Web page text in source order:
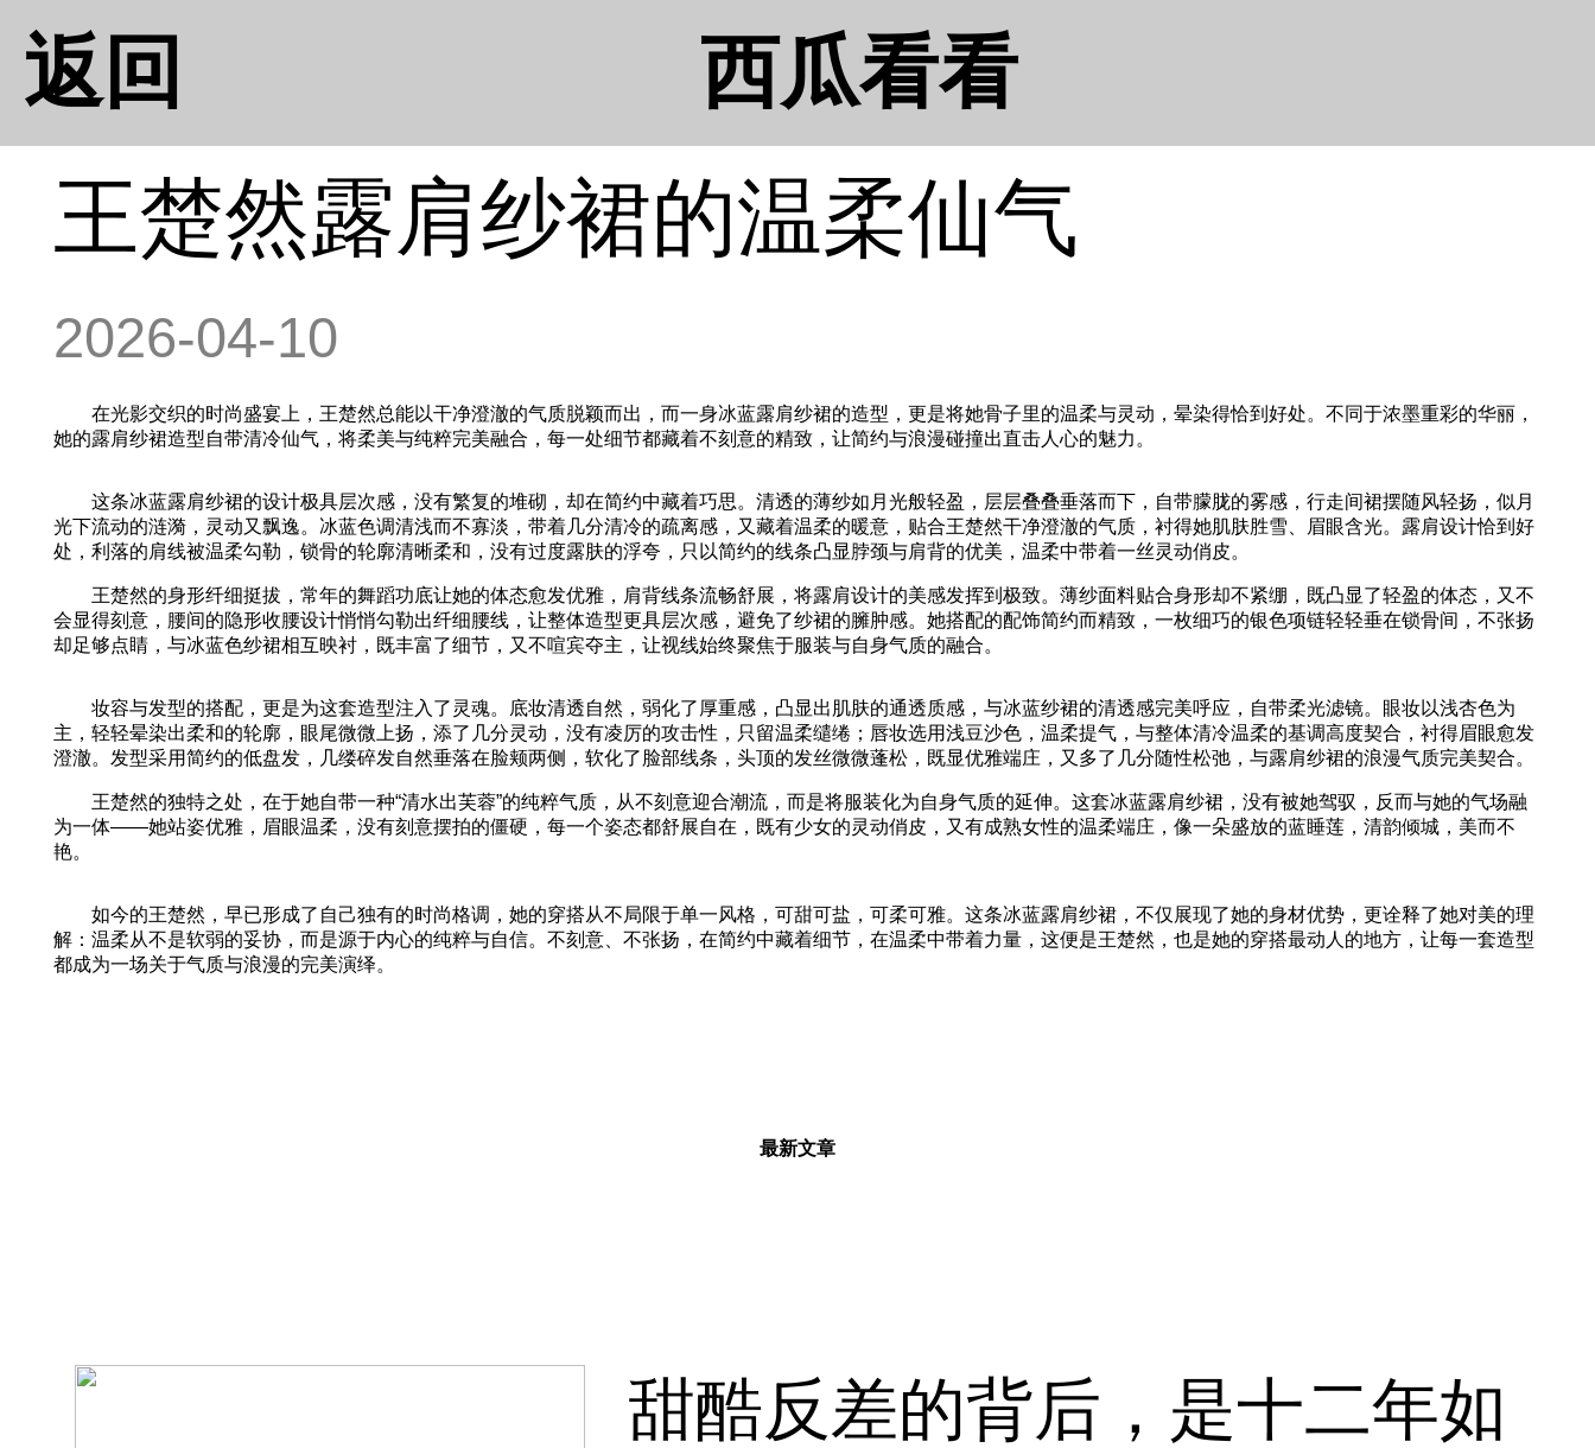
返回 西瓜看看
王楚然露肩纱裙的温柔仙气
2026-04-10
在光影交织的时尚盛宴上，王楚然总能以干净澄澈的气质脱颖而出，而一身冰蓝露肩纱裙的造型，更是将她骨子里的温柔与灵动，晕染得恰到好处。不同于浓墨重彩的华丽，
她的露肩纱裙造型自带清冷仙气，将柔美与纯粹完美融合，每一处细节都藏着不刻意的精致，让简约与浪漫碰撞出直击人心的魅力。
这条冰蓝露肩纱裙的设计极具层次感，没有繁复的堆砌，却在简约中藏着巧思。清透的薄纱如月光般轻盈，层层叠叠垂落而下，自带朦胧的雾感，行走间裙摆随风轻扬，似月
光下流动的涟漪，灵动又飘逸。冰蓝色调清浅而不寡淡，带着几分清冷的疏离感，又藏着温柔的暖意，贴合王楚然干净澄澈的气质，衬得她肌肤胜雪、眉眼含光。露肩设计恰到好
处，利落的肩线被温柔勾勒，锁骨的轮廓清晰柔和，没有过度露肤的浮夸，只以简约的线条凸显脖颈与肩背的优美，温柔中带着一丝灵动俏皮。
王楚然的身形纤细挺拔，常年的舞蹈功底让她的体态愈发优雅，肩背线条流畅舒展，将露肩设计的美感发挥到极致。薄纱面料贴合身形却不紧绷，既凸显了轻盈的体态，又不
会显得刻意，腰间的隐形收腰设计悄悄勾勒出纤细腰线，让整体造型更具层次感，避免了纱裙的臃肿感。她搭配的配饰简约而精致，一枚细巧的银色项链轻轻垂在锁骨间，不张扬
却足够点睛，与冰蓝色纱裙相互映衬，既丰富了细节，又不喧宾夺主，让视线始终聚焦于服装与自身气质的融合。
妆容与发型的搭配，更是为这套造型注入了灵魂。底妆清透自然，弱化了厚重感，凸显出肌肤的通透质感，与冰蓝纱裙的清透感完美呼应，自带柔光滤镜。眼妆以浅杏色为
主，轻轻晕染出柔和的轮廓，眼尾微微上扬，添了几分灵动，没有凌厉的攻击性，只留温柔缱绻；唇妆选用浅豆沙色，温柔提气，与整体清冷温柔的基调高度契合，衬得眉眼愈发
澄澈。发型采用简约的低盘发，几缕碎发自然垂落在脸颊两侧，软化了脸部线条，头顶的发丝微微蓬松，既显优雅端庄，又多了几分随性松弛，与露肩纱裙的浪漫气质完美契合。
王楚然的独特之处，在于她自带一种“清水出芙蓉”的纯粹气质，从不刻意迎合潮流，而是将服装化为自身气质的延伸。这套冰蓝露肩纱裙，没有被她驾驭，反而与她的气场融
为一体——她站姿优雅，眉眼温柔，没有刻意摆拍的僵硬，每一个姿态都舒展自在，既有少女的灵动俏皮，又有成熟女性的温柔端庄，像一朵盛放的蓝睡莲，清韵倾城，美而不
艳。
如今的王楚然，早已形成了自己独有的时尚格调，她的穿搭从不局限于单一风格，可甜可盐，可柔可雅。这条冰蓝露肩纱裙，不仅展现了她的身材优势，更诠释了她对美的理
解：温柔从不是软弱的妥协，而是源于内心的纯粹与自信。不刻意、不张扬，在简约中藏着细节，在温柔中带着力量，这便是王楚然，也是她的穿搭最动人的地方，让每一套造型
都成为一场关于气质与浪漫的完美演绎。
最新文章
甜酷反差的背后，是十二年如